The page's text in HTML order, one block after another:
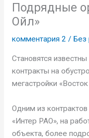
Подрядные
Ойл»
комментария 2 / Без
Становятся
контракты на
мегастройки
Одним из
«Интер РАО», на
объекта, более